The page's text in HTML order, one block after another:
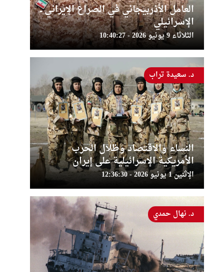
العامل الأذربيجاني في الصراع الإيراني ــ
الإسرائيلي
الثلاثاء 9 يونيو 2026 - 10:40:27
النساء والاقتصاد وظلال الحرب
الأمريكية الإسرائيلية على إيران
الإثنين 1 يونيو 2026 - 12:36:30
د. سعيدة تراب
د. نهال حمدي